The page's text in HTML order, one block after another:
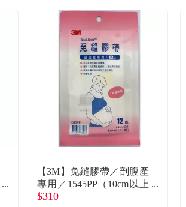
【3M】免縫膠帶／剖腹產
專用／1545PP（10cm以上
傷口適用/5.5x4.5cm/12條）
$310